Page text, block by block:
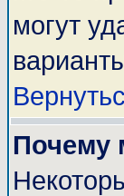
могут
Почему